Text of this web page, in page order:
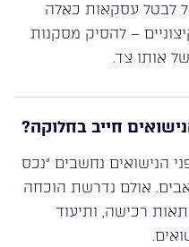
לבטל עסקאות כאלה
– להסיק מסקנות
אותו צד.
חייב בחלוקה?
הנישואים נחשבים “נכס
אולם נדרשת הוכחה
רכישה, ותיעוד